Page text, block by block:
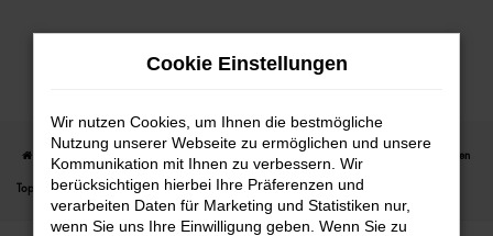
Zum
Startseite Hamburg Audi Audi A7 für Hamburg Gebrauchtwagen
Top Angebote
Cookie Einstellungen
Wir nutzen Cookies, um Ihnen die bestmögliche
Nutzung unserer Webseite zu ermöglichen und unsere
Kommunikation mit Ihnen zu verbessern. Wir
berücksichtigen hierbei Ihre Präferenzen und
verarbeiten Daten für Marketing und Statistiken nur,
wenn Sie uns Ihre Einwilligung geben. Wenn Sie zu